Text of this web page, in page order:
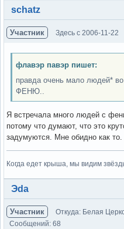
Вне форума
schatz
Участник Здесь с 2006-11-22
флавэр павэр пишет:
правда очень мало людей*
ФЕНЮ..
Я встречала много людей с
потому что думают, что это
задумуются. Мне обидно как то.
Когда едет крыша, мы видим
Вне форума
Эda
Участник Откуда: Белая
Сообщений: 68